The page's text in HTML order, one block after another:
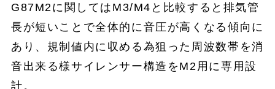
G87M2に関してはM3/M4と比較すると排気管
長が短いことで全体的に音圧が高くなる傾向に
あり、規制値内に収める為狙った周波数帯を消
音出来る様サイレンサー構造をM2用に専用設
計。